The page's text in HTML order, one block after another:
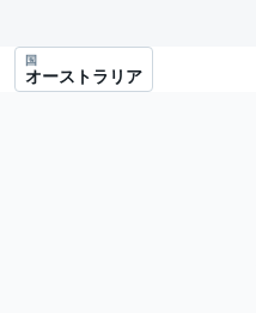
国
オーストラリア